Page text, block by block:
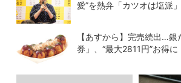
愛”を熱弁「カツオは塩派
【あすから】完売続出…銀
券」、“最大2811円”お得